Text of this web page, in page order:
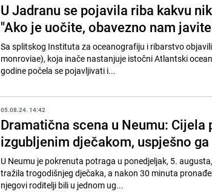
U Jadranu se pojavila riba kakvu
"Ako je uočite, obavezno nam
Sa splitskog Instituta za oceanografiju i ribarstvo
monroviae), koja inače nastanjuje istočni Atlantski
godine počela se pojavljivati i...
05.08.24. 14:42
Dramatična scena u Neumu: Cijela
izgubljenim dječakom, uspješno
U Neumu je pokrenuta potraga u ponedjeljak, 5.
tražila trogodišnjeg dječaka, a nakon 30 minuta
njegovi roditelji bili u jednom ug...